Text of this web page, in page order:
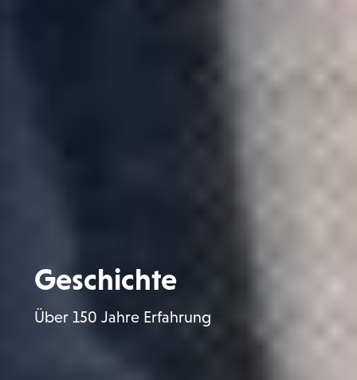
Geschichte
Über 150 Jahre Erfahrung